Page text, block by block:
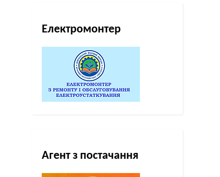
Електромонтер
Агент з постачання